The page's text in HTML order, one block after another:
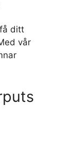
ditt
vår